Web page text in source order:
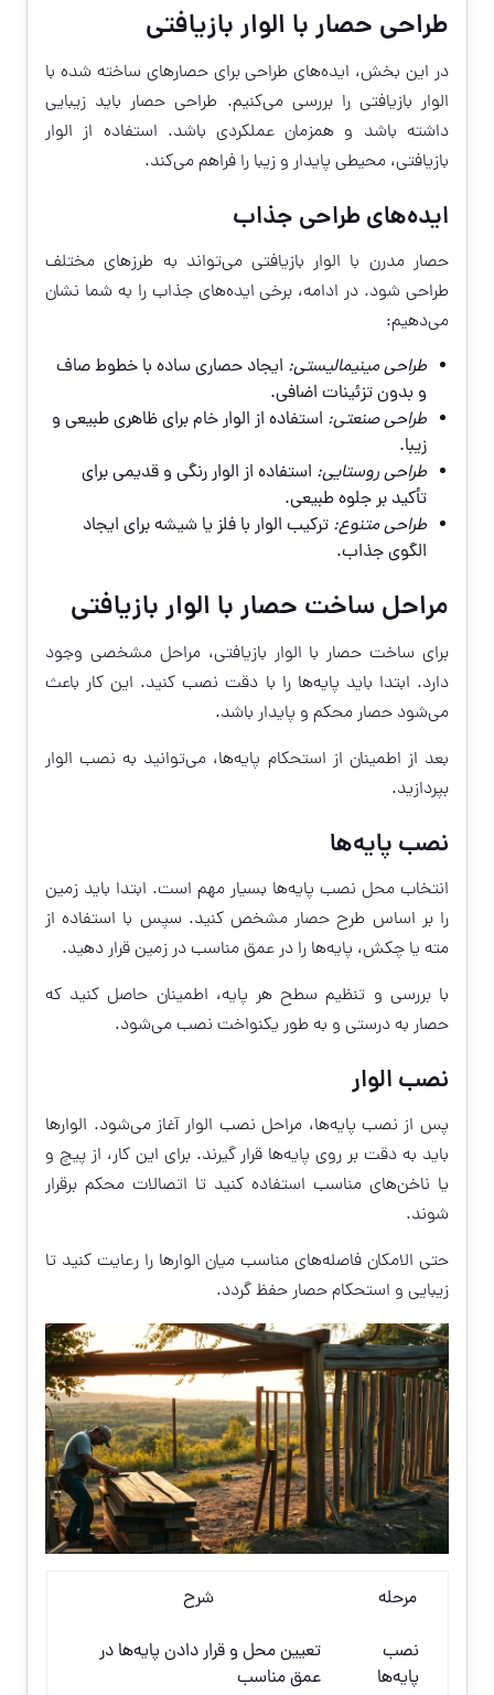
طراحی حصار با الوار بازیافتی
در این بخش، ایده‌های طراحی برای حصارهای ساخته شده با
الوار بازیافتی را بررسی می‌کنیم. طراحی حصار باید زیبایی
داشته باشد و همزمان عملکردی باشد. استفاده از الوار
بازیافتی، محیطی پایدار و زیبا را فراهم می‌کند.
ایده‌های طراحی جذاب
حصار مدرن با الوار بازیافتی می‌تواند به طرزهای مختلف
طراحی شود. در ادامه، برخی ایده‌های جذاب را به شما نشان
می‌دهیم:
طراحی مینیمالیستی: ایجاد حصاری ساده با خطوط صاف
و بدون تزئینات اضافی.
طراحی صنعتی: استفاده از الوار خام برای ظاهری طبیعی و
زیبا.
طراحی روستایی: استفاده از الوار رنگی و قدیمی برای
تأکید بر جلوه طبیعی.
طراحی متنوع: ترکیب الوار با فلز یا شیشه برای ایجاد
الگوی جذاب.
مراحل ساخت حصار با الوار بازیافتی
برای ساخت حصار با الوار بازیافتی، مراحل مشخصی وجود
دارد. ابتدا باید پایه‌ها را با دقت نصب کنید. این کار باعث
می‌شود حصار محکم و پایدار باشد.
بعد از اطمینان از استحکام پایه‌ها، می‌توانید به نصب الوار
بپردازید.
نصب پایه‌ها
انتخاب محل نصب پایه‌ها بسیار مهم است. ابتدا باید زمین
را بر اساس طرح حصار مشخص کنید. سپس با استفاده از
مته یا چکش، پایه‌ها را در عمق مناسب در زمین قرار دهید.
با بررسی و تنظیم سطح هر پایه، اطمینان حاصل کنید که
حصار به درستی و به طور یکنواخت نصب می‌شود.
نصب الوار
پس از نصب پایه‌ها، مراحل نصب الوار آغاز می‌شود. الوارها
باید به دقت بر روی پایه‌ها قرار گیرند. برای این کار، از پیچ و
یا ناخن‌های مناسب استفاده کنید تا اتصالات محکم برقرار
شوند.
حتی الامکان فاصله‌های مناسب میان الوارها را رعایت کنید تا
زیبایی و استحکام حصار حفظ گردد.
مرحله
شرح
نصب
پایه‌ها
تعیین محل و قرار دادن پایه‌ها در
عمق مناسب